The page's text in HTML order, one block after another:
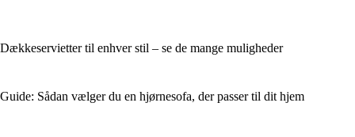
Dækkeservietter til enhver stil – se de mange muligheder
Guide: Sådan vælger du en hjørnesofa, der passer til dit hjem